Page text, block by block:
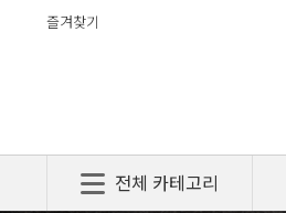
즐겨찾기
전체 카테고리